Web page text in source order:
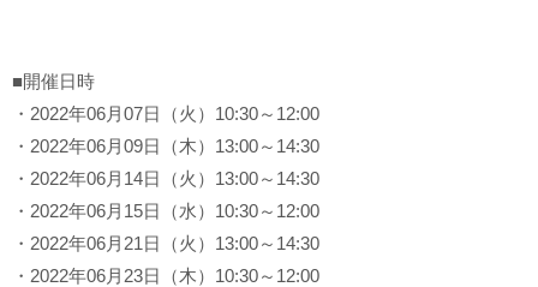
■開催日時
・2022年06月07日（火）10:30～12:00
・2022年06月09日（木）13:00～14:30
・2022年06月14日（火）13:00～14:30
・2022年06月15日（水）10:30～12:00
・2022年06月21日（火）13:00～14:30
・2022年06月23日（木）10:30～12:00